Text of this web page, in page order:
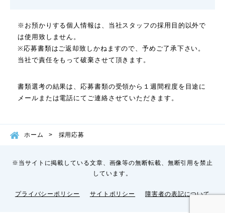
※お預かりする個人情報は、当社スタッフの採用目的以外で
は使用致しません。
※応募書類はご返却致しかねますので、予めご了承下さい。
当社で責任をもって破棄させて頂きます。
書類選考の結果は、応募書類の受領から１週間程度を目途に
メールまたは電話にてご連絡させていただきます。
ホーム 採用応募
※当サイトに掲載している文章、画像等の無断転載、無断引用を禁止
しています。
プライバシーポリシー サイトポリシー 障害者の表記について